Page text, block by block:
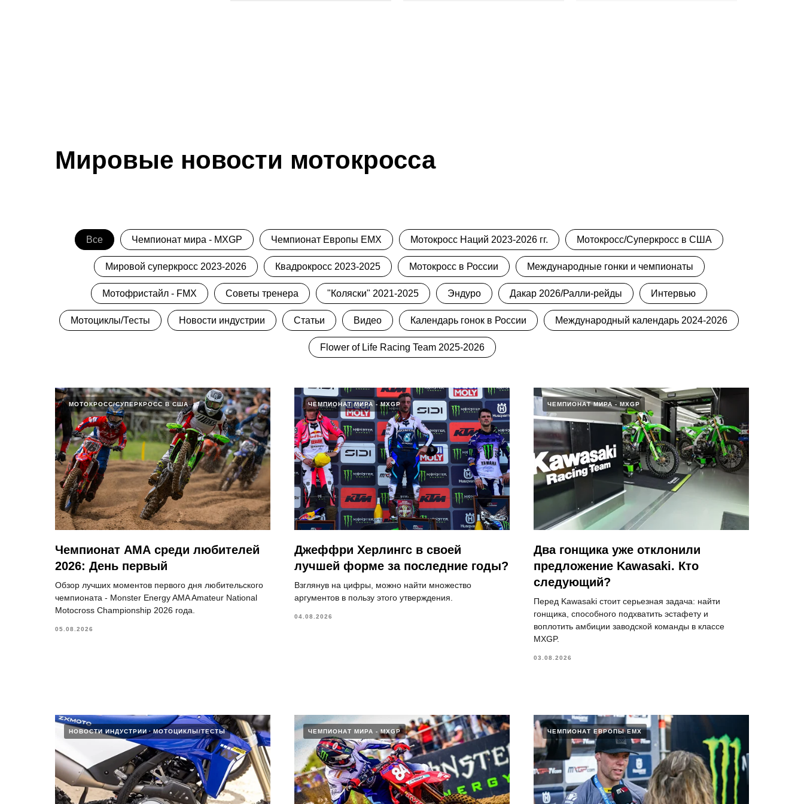
Мировые новости мотокросса
Все Чемпионат мира - MXGP Чемпионат Европы ЕМХ Мотокросс Наций 2023-2026 гг. Мотокросс/Суперкросс в США
Мировой суперкросс 2023-2026 Квадрокросс 2023-2025 Мотокросс в России Международные гонки и чемпионаты
Мотофристайл - FMX Советы тренера "Коляски" 2021-2025 Эндуро Дакар 2026/Ралли-рейды Интервью
Мотоциклы/Тесты Новости индустрии Статьи Видео Календарь гонок в России Международный календарь 2024-2026
Flower of Life Racing Team 2025-2026
МОТОКРОСС/СУПЕРКРОСС В США
Чемпионат АМА среди любителей
2026: День первый
Обзор лучших моментов первого дня любительского
чемпионата - Monster Energy AMA Amateur National
Motocross Championship 2026 года.
05.08.2026
ЧЕМПИОНАТ МИРА - MXGP
Джеффри Херлингс в своей
лучшей форме за последние годы?
Взглянув на цифры, можно найти множество
аргументов в пользу этого утверждения.
04.08.2026
ЧЕМПИОНАТ МИРА - MXGP
Два гонщика уже отклонили
предложение Kawasaki. Кто
следующий?
Перед Kawasaki стоит серьезная задача: найти
гонщика, способного подхватить эстафету и
воплотить амбиции заводской команды в классе
MXGP.
03.08.2026
НОВОСТИ ИНДУСТРИИ МОТОЦИКЛЫ/ТЕСТЫ ЧЕМПИОНАТ МИРА - MXGP ЧЕМПИОНАТ ЕВРОПЫ ЕМХ